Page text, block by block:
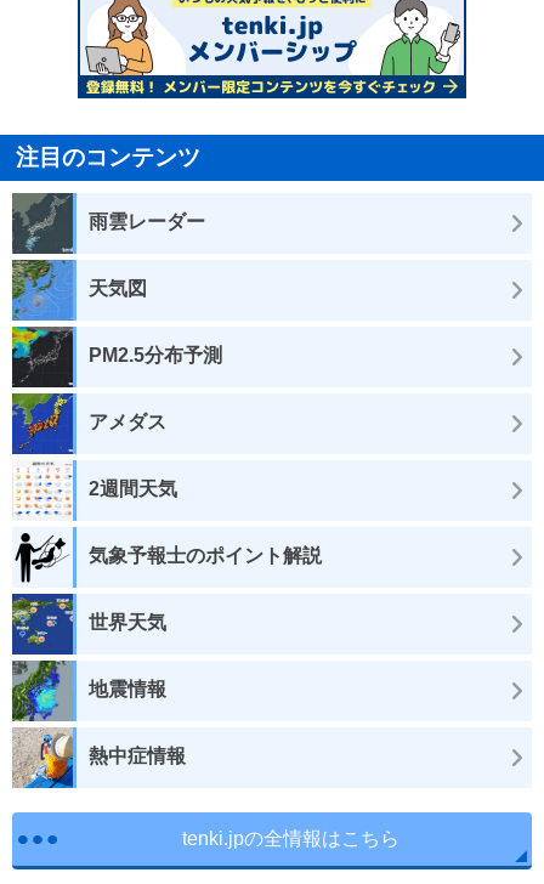
注目のコンテンツ
雨雲レーダー
天気図
PM2.5分布予測
アメダス
2週間天気
気象予報士のポイント解説
世界天気
地震情報
熱中症情報
tenki.jpの全情報はこちら